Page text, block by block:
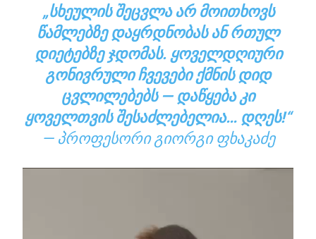
„ᲡᲮᲔᲣᲚᲘᲡ ᲨᲔᲪᲕᲚᲐ ᲐᲠ ᲛᲝᲘᲗᲮᲝᲕᲡ
ᲬᲐᲛᲚᲔᲑᲖᲔ ᲓᲐᲧᲠᲓᲜᲝᲑᲐᲡ ᲐᲜ ᲠᲗᲣᲚ
ᲓᲘᲔᲢᲔᲑᲖᲔ ᲯᲓᲝᲛᲐᲡ. ᲧᲝᲕᲔᲚᲓᲦᲘᲣᲠᲘ
ᲒᲝᲜᲘᲕᲠᲣᲚᲘ ᲩᲕᲔᲕᲔᲑᲘ ᲥᲛᲜᲘᲡ ᲓᲘᲓ
ᲪᲕᲚᲘᲚᲔᲑᲔᲑᲡ — ᲓᲐᲬᲧᲔᲑᲐ ᲙᲘ
ᲧᲝᲕᲔᲚᲗᲕᲘᲡ ᲨᲔᲡᲐᲫᲚᲔᲑᲔᲚᲘᲐ… ᲓᲦᲔᲡ!“
— ᲞᲠᲝᲤᲔᲡᲝᲠᲘ ᲒᲘᲝᲠᲒᲘ ᲤᲮᲐᲙᲐᲫᲔ
ე